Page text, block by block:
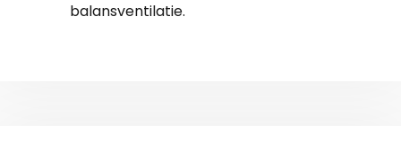
balansventilatie.